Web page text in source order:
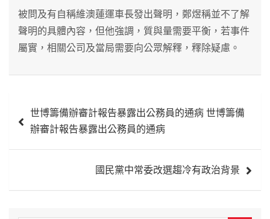
被問及有自稱維澳蓮運車長發出聲明，鄭煜稱並不了解
聲明的具體內容，但他強調，質與量需要平衡，若事件
屬實，相關公司及當局需要向公眾解釋，釋除疑慮。
章 世博籌備辦審計報告暴露出公務員的通病 世博籌備
辦審計報告暴露出公務員的通病
國民黨中常委改選趨冷有政治背景